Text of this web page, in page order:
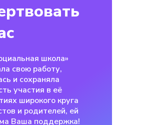
школа»
свою работу,
и сохраняла
участия в её
широкого круга
и родителей, ей
Ваша поддержка!